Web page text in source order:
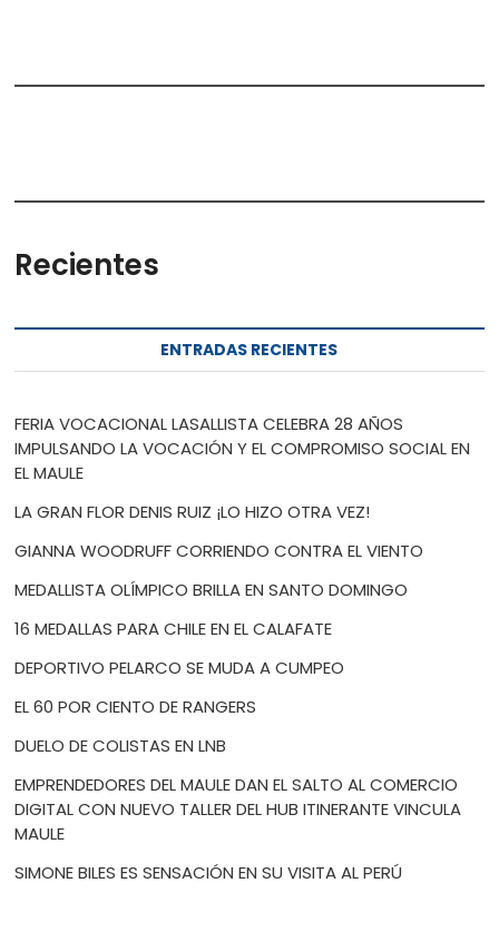
Recientes
ENTRADAS RECIENTES
FERIA VOCACIONAL LASALLISTA CELEBRA 28 AÑOS
IMPULSANDO LA VOCACIÓN Y EL COMPROMISO SOCIAL EN
EL MAULE
LA GRAN FLOR DENIS RUIZ ¡LO HIZO OTRA VEZ!
GIANNA WOODRUFF CORRIENDO CONTRA EL VIENTO
MEDALLISTA OLÍMPICO BRILLA EN SANTO DOMINGO
16 MEDALLAS PARA CHILE EN EL CALAFATE
DEPORTIVO PELARCO SE MUDA A CUMPEO
EL 60 POR CIENTO DE RANGERS
DUELO DE COLISTAS EN LNB
EMPRENDEDORES DEL MAULE DAN EL SALTO AL COMERCIO
DIGITAL CON NUEVO TALLER DEL HUB ITINERANTE VINCULA
MAULE
SIMONE BILES ES SENSACIÓN EN SU VISITA AL PERÚ